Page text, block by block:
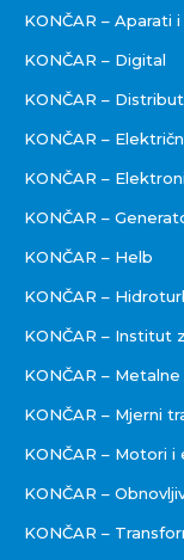
KONČAR – Aparati
KONČAR – Digital
KONČAR –
KONČAR –
KONČAR –
KONČAR –
KONČAR – Helb
KONČAR –
KONČAR – Institut
KONČAR –
KONČAR – Mjerni
KONČAR – Motori i
KONČAR –
KONČAR –